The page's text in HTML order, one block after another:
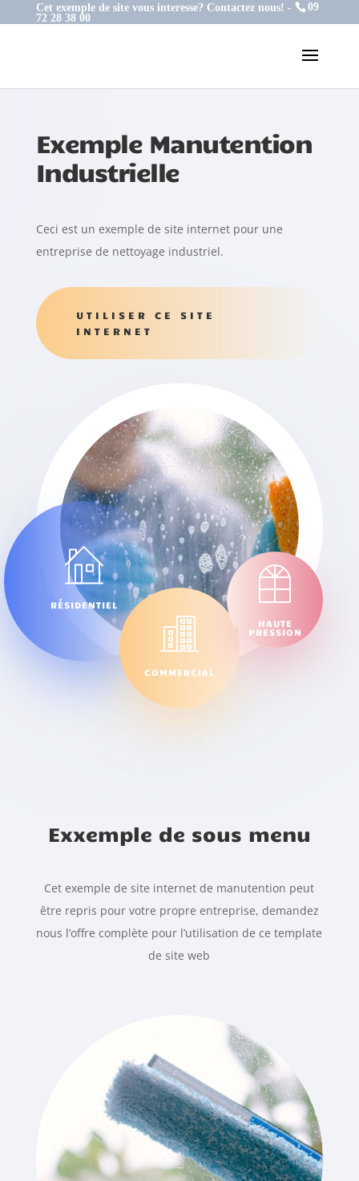
Cet exemple de site vous interesse? Contactez nous! -
09
72 28 38 00
Exemple Manutention
Industrielle
Ceci est un exemple de site internet pour une
entreprise de nettoyage industriel.
UTILISER CE SITE
INTERNET
RÉSIDENTIEL
COMMERCIAL
HAUTE
PRESSION
Exxemple de sous menu
Cet exemple de site internet de manutention peut
être repris pour votre propre entreprise, demandez
nous l’offre complète pour l’utilisation de ce template
de site web